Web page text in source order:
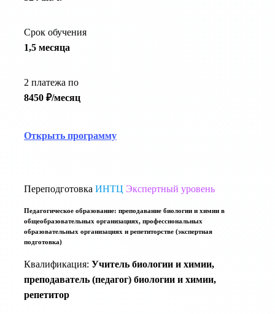
Срок обучения
1,5 месяца
2 платежа по
8450 ₽/месяц
Открыть программу
Переподготовка ИНТЦ Экспертный уровень
Педагогическое образование: преподавание биологии и химии в
общеобразовательных организациях, профессиональных
образовательных организациях и репетиторстве (экспертная
подготовка)
Квалификация: Учитель биологии и химии,
преподаватель (педагог) биологии и химии,
репетитор